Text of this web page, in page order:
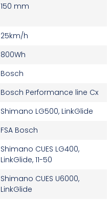
150 mm
25km/h
800Wh
Bosch
Bosch Performance line Cx
Shimano LG500, LinkGlide
FSA Bosch
Shimano CUES LG400,
LinkGlide, 11-50
Shimano CUES U6000,
LinkGlide